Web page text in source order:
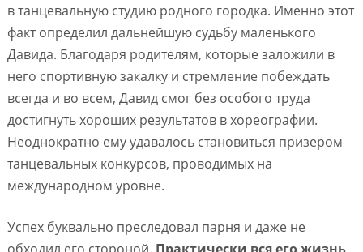
в танцевальную студию родного городка. Именно этот
факт определил дальнейшую судьбу маленького
Давида. Благодаря родителям, которые заложили в
него спортивную закалку и стремление побеждать
всегда и во всем, Давид смог без особого труда
достигнуть хороших результатов в хореографии.
Неоднократно ему удавалось становиться призером
танцевальных конкурсов, проводимых на
международном уровне.
Успех буквально преследовал парня и даже не
обходил его стороной. Практически вся его жизнь